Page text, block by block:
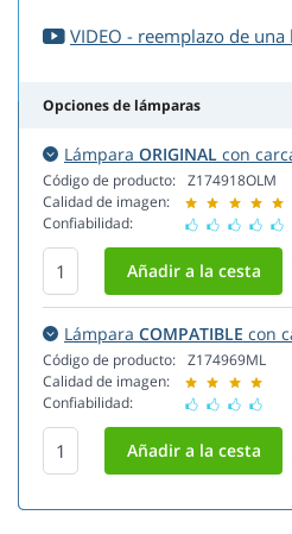
VIDEO - reemplazo de
Opciones de lámparas
Lámpara ORIGINAL con
Código de producto:
Calidad de imagen:
Confiabilidad:
Z174918OLM
Lámpara COMPATIBLE con
Código de producto:
Calidad de imagen:
Confiabilidad:
Z174969ML